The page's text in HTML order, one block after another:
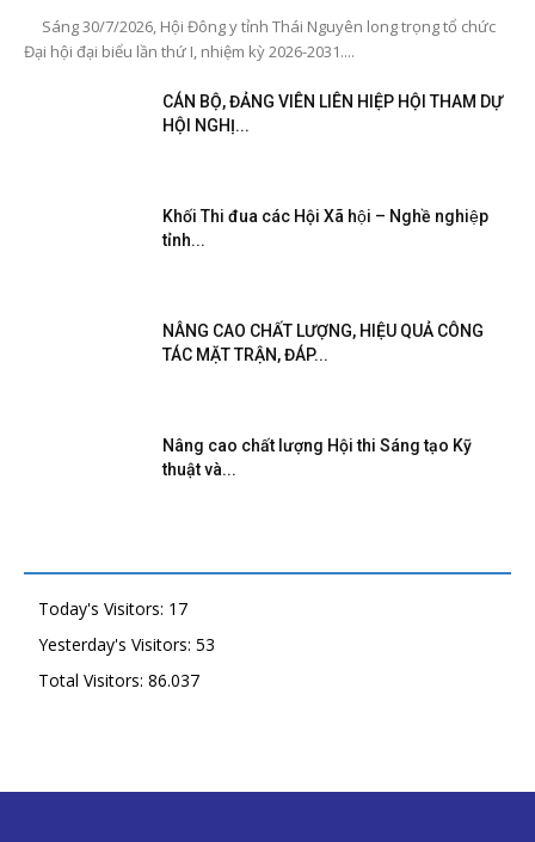
Sáng 30/7/2026, Hội Đông y tỉnh Thái Nguyên long trọng tổ chức
Đại hội đại biểu lần thứ I, nhiệm kỳ 2026-2031....
CÁN BỘ, ĐẢNG VIÊN LIÊN HIỆP HỘI THAM DỰ
HỘI NGHỊ...
Khối Thi đua các Hội Xã hội – Nghề nghiệp
tỉnh...
NÂNG CAO CHẤT LƯỢNG, HIỆU QUẢ CÔNG
TÁC MẶT TRẬN, ĐÁP...
Nâng cao chất lượng Hội thi Sáng tạo Kỹ
thuật và...
Today's Visitors: 17
Yesterday's Visitors: 53
Total Visitors: 86.037